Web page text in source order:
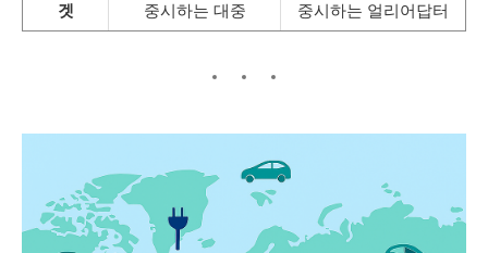
겟 중시하는 대중 중시하는 얼리어답터